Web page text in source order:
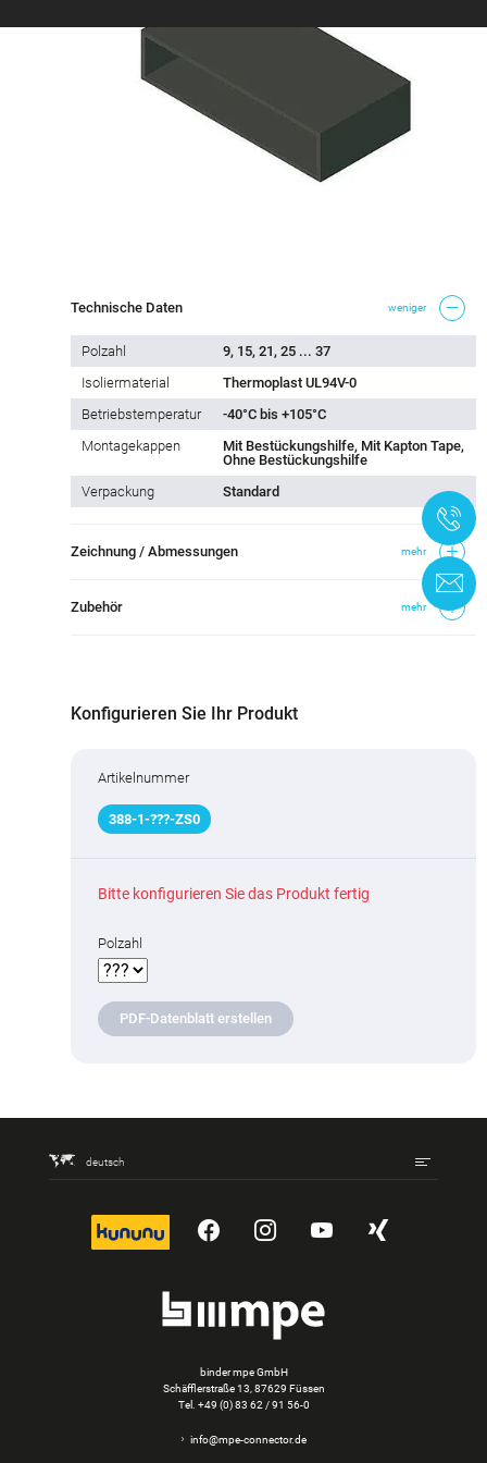
Technische Daten weniger
Polzahl
9, 15, 21, 25 ... 37
Isoliermaterial
Thermoplast UL94V-0
Betriebstemperatur
-40°C bis +105°C
Montagekappen
Mit Bestückungshilfe, Mit Kapton Tape,
Ohne Bestückungshilfe
Verpackung
Standard
Zeichnung / Abmessungen mehr
Zubehör mehr
Konfigurieren Sie Ihr Produkt
Artikelnummer
388-1-???-ZS0
Bitte konfigurieren Sie das Produkt fertig
Polzahl
PDF-Datenblatt erstellen
deutsch
kununu YouTubeInstagram
YouTubeXing
binder mpe GmbH
Schäfflerstraße 13, 87629 Füssen
Tel. +49 (0) 83 62 / 91 56-0
info@mpe-connector.de